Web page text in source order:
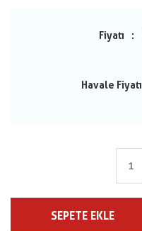
Fiyatı
Havale Fiyatı
SEPETE EKLE